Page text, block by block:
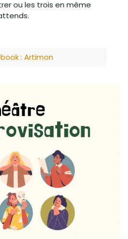
ou les trois en même
: Artimon